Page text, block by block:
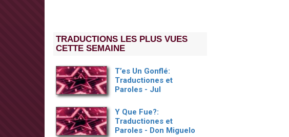
TRADUCTIONS LES PLUS VUES
CETTE SEMAINE
T’es Un Gonflé:
Traductiones et
Paroles - Jul
Y Que Fue?:
Traductiones et
Paroles - Don Miguelo